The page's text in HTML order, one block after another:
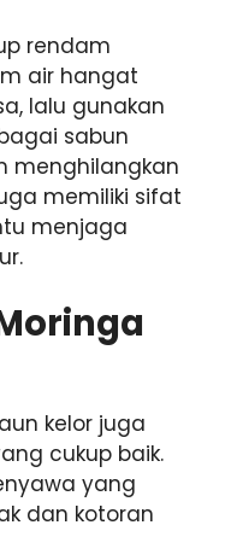
rendam
air hangat
lalu gunakan
sabun
menghilangkan
memiliki sifat
menjaga
kelor juga
cukup baik.
yang
dan kotoran